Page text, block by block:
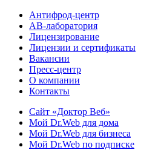
Антифрод-центр
АВ-лаборатория
Лицензирование
Лицензии и сертификаты
Вакансии
Пресс-центр
О компании
Контакты
Сайт «Доктор Веб»
Мой Dr.Web для дома
Мой Dr.Web для бизнеса
Мой Dr.Web по подписке